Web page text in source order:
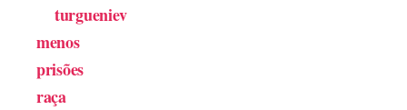
turgueniev
menos
prisões
raça